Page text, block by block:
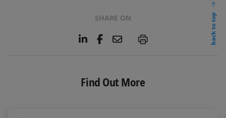
SHARE ON
L
e
d
F
b
o
E
l
P
back to top
Find Out More